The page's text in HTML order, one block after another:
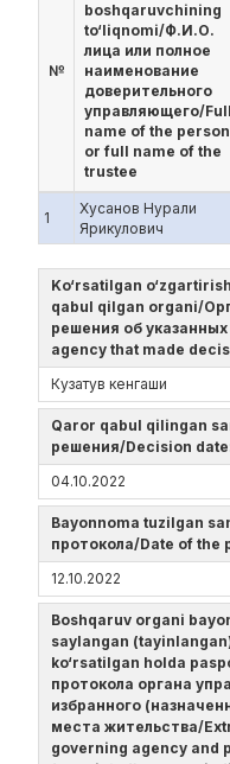
№
boshqaruvchining
to‘liqnomi/Ф.И.О.
лица или полное
наименование
доверительного
управляющего/Full
name of the person
or full name of the
trustee
1
Хусанов Нурали
Ярикулович
Ko‘rsatilgan
qabul qilgan organi/
решения об
agency that made
Кузатув кенгаши
Qaror qabul qilingan
решения/Decision
04.10.2022
Bayonnoma tuzilgan
протокола/Date of the
12.10.2022
Boshqaruv organi
saylangan
ko‘rsatilgan holda
протокола органа
избранного
места жительства/
governing agency and